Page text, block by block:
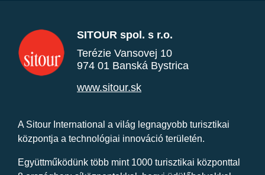
SITOUR spol. s r.o.
Terézie Vansovej 10
974 01 Banská Bystrica
www.sitour.sk
A Sitour International a világ legnagyobb turisztikai
központja a technológiai innováció területén.
Együttműködünk több mint 1000 turisztikai központtal